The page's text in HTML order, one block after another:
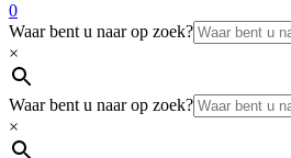
0
Waar bent u naar op zoek?
×
Waar bent u naar op zoek?
×